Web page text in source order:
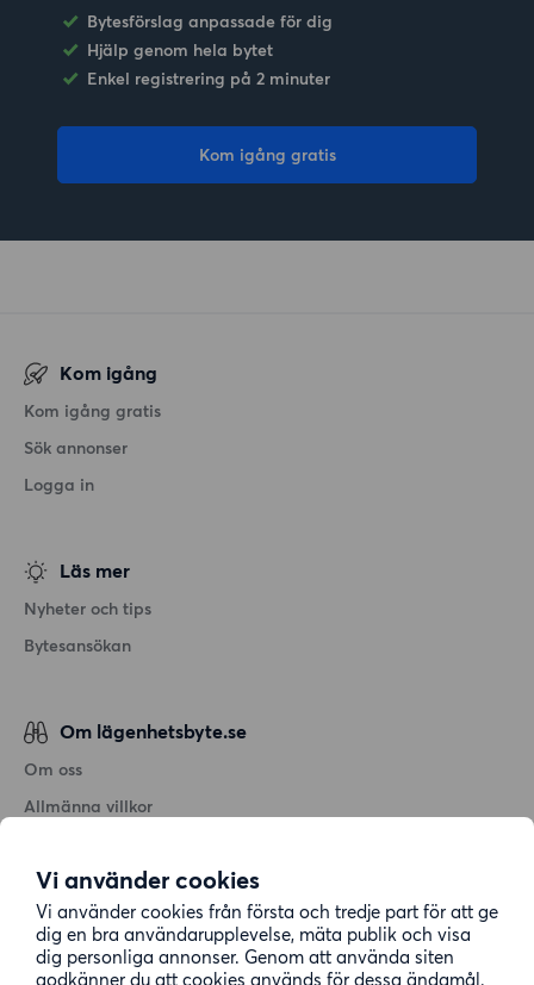
Vi använder cookies
Vi använder cookies från första och tredje part för att ge
dig en bra användarupplevelse, mäta publik och visa
dig personliga annonser. Genom att använda siten
godkänner du att cookies används för dessa ändamål.
Bytesförslag anpassade för dig
Hjälp genom hela bytet
Enkel registrering på 2 minuter
Kom igång gratis
Kom igång
Kom igång gratis
Sök annonser
Logga in
Läs mer
Nyheter och tips
Bytesansökan
Om lägenhetsbyte.se
Om oss
Allmänna villkor
Cookiepolicy
Sitemap